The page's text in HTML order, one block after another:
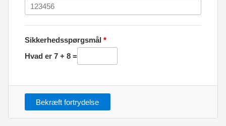
Sikkerhedsspørgsmål *
Hvad er 7 + 8 =
Bekræft fortrydelse